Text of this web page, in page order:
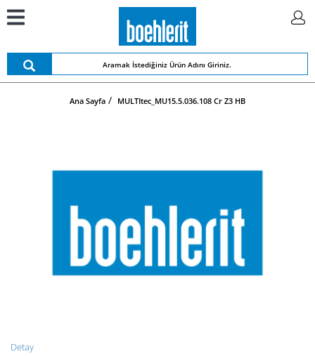
Ana Sayfa MULTItec_MU15.5.036.108 Cr Z3 HB
Detay